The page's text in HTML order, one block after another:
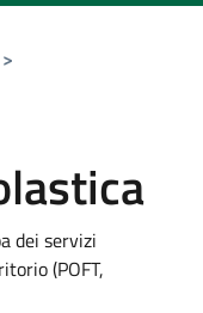
>
dei servizi
(POFT,